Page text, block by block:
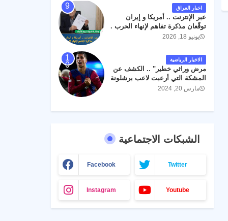
اخبار العراق
عبر الإنترنت .. أمريكا و إيران
توقّعان مذكرة تفاهم لإنهاء الحرب .
يونيو 18, 2026
الاخبار الرياضية
مرض وراثي خطير" .. الكشف عن
المشكة التي أرعبت لاعب برشلونة
جواو كانسيلو
مارس 20, 2024
الشبكات الاجتماعية
Facebook Twitter
Instagram Youtube